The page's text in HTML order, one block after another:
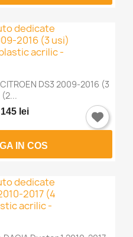
DS3 2009-2016 (3
145 lei
IN COS